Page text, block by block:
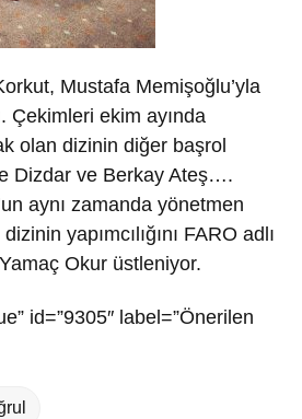
Mustafa Memişoğlu’yla
Çekimleri ekim ayında
olan dizinin diğer başrol
Dizdar ve Berkay Ateş….
aynı zamanda yönetmen
yapımcılığını FARO adlı
Okur üstleniyor.
id=”9305″ label=”Önerilen